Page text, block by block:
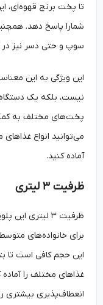
تا پخت برنج قهوه‌ای، این
شمارا پاسخ دهد. همچنین،
سوپ و حتی دسر نیز در
این ویژگی به این معناست
نیست، بلکه یک دستگاه
پخت‌های مختلف به کمک
می‌توانید انواع غذاهای
آماده کنید.
ظرفیت ۳ لیتری
ظرفیت ۳ لیتری این
برای خانواده‌های متوسط
غذاهای مختلف را آماده
انعطاف‌پذیری بیشتری را